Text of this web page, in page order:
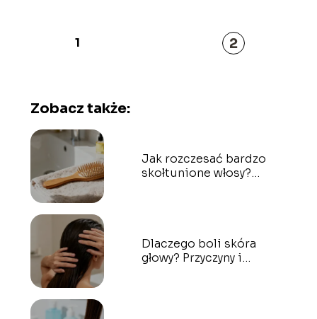
1 2
Zobacz także:
Jak rozczesać bardzo
skołtunione włosy?
Dlaczego boli skóra
głowy? Przyczyny i